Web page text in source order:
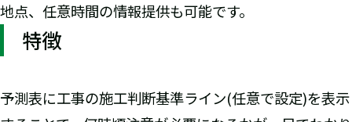
地点、任意時間の情報提供も可能です。
特徴
予測表に工事の施工判断基準ライン(任意で設定)を表示